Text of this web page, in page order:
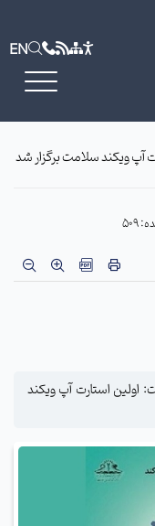
EN
آپ ویکند سلامت برگزار شد
اولین استارت آپ ویکند